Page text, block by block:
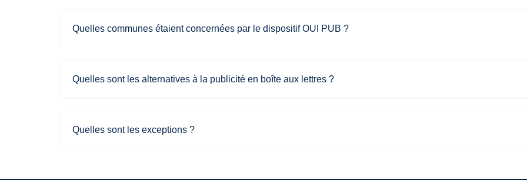
Quelles communes étaient concernées par le dispositif OUI PUB ?
Quelles sont les alternatives à la publicité en boîte aux lettres ?
Quelles sont les exceptions ?